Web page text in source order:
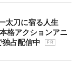
太刀に宿る人生
格アクションアニ
占配信中
P R